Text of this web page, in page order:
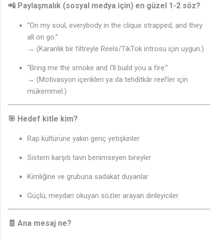
📲 Paylaşmalık (sosyal medya için) en güzel 1-2 söz?
“On my soul, everybody in the clique strapped, and they
all on go.”
→ (Karanlık bir filtreyle Reels/TikTok introsu için uygun.)
“Bring me the smoke and I'll build you a fire.”
→ (Motivasyon içerikleri ya da tehditkâr reel’ler için
mükemmel.)
🎯 Hedef kitle kim?
Rap kültürüne yakın genç yetişkinler
Sistem karşıtı tavrı benimseyen bireyler
Kimliğine ve grubuna sadakat duyanlar
Güçlü, meydan okuyan sözler arayan dinleyiciler
🧾 Ana mesaj ne?